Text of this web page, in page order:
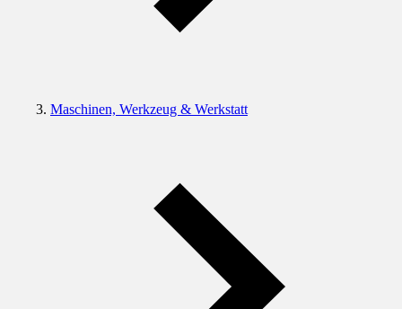
Maschinen, Werkzeug & Werkstatt